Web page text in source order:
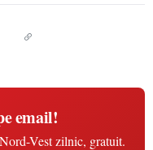
email!
Vest zilnic, gratuit.